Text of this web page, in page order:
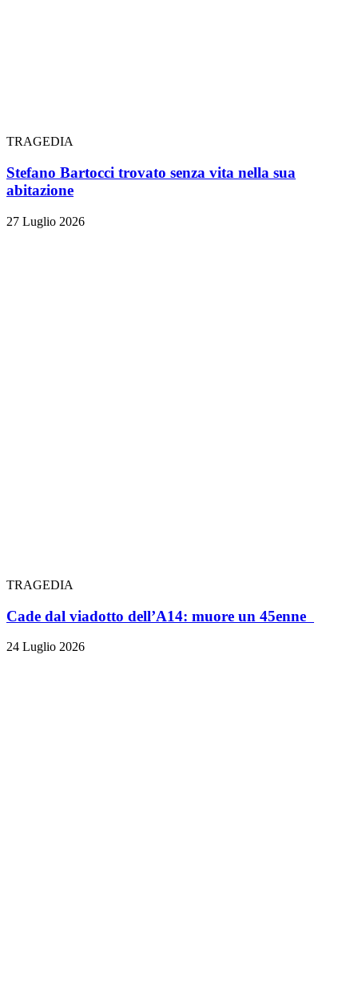
TRAGEDIA
Stefano Bartocci trovato senza vita nella sua
abitazione
27 Luglio 2026
TRAGEDIA
Cade dal viadotto dell’A14: muore un 45enne
24 Luglio 2026